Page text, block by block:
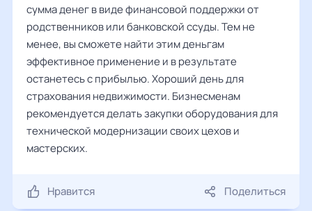
сумма денег в виде финансовой поддержки от
родственников или банковской ссуды. Тем не
менее, вы сможете найти этим деньгам
эффективное применение и в результате
останетесь с прибылью. Хороший день для
страхования недвижимости. Бизнесменам
рекомендуется делать закупки оборудования для
технической модернизации своих цехов и
мастерских.
Нравится Поделиться